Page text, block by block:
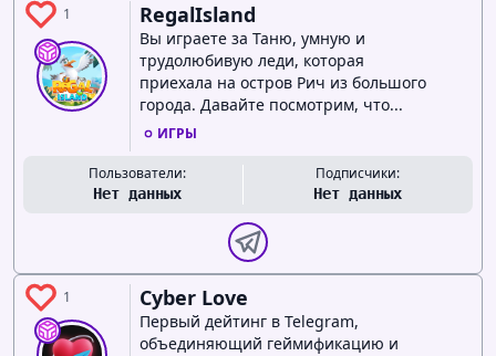
1 RegalIsland
Вы играете за Таню, умную и
трудолюбивую леди, которая
приехала на остров Рич из большого
города. Давайте посмотрим, что...
ИГРЫ
Пользователи:
Нет данных
Подписчики:
Нет данных
1 Cyber Love
Первый дейтинг в Telegram,
объединяющий геймификацию и